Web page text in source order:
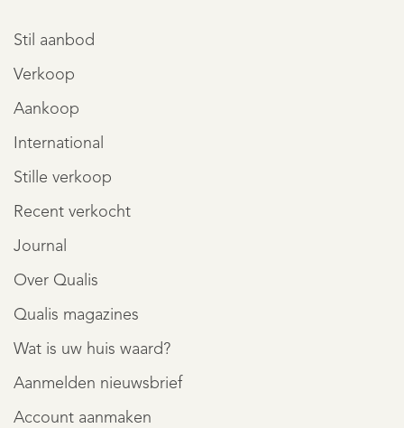
Stil aanbod
Verkoop
Aankoop
International
Stille verkoop
Recent verkocht
Journal
Over Qualis
Qualis magazines
Wat is uw huis waard?
Aanmelden nieuwsbrief
Account aanmaken